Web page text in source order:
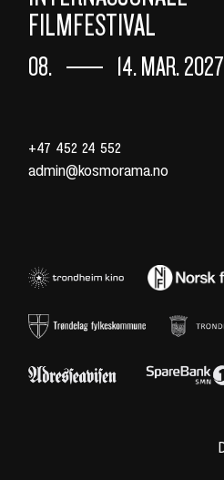
FILMFESTIVAL
08. 14. MAR. 2027
+47 452 24 552
admin@kosmorama.no